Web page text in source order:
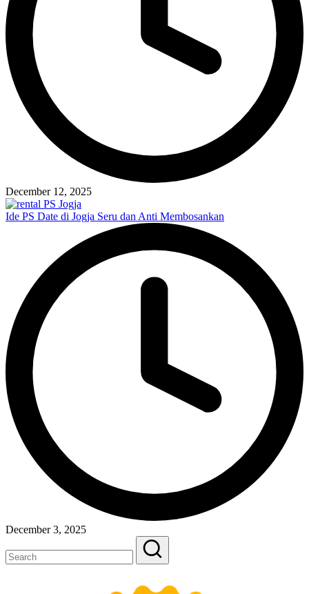
December 12, 2025
Ide PS Date di Jogja Seru dan Anti Membosankan
December 3, 2025